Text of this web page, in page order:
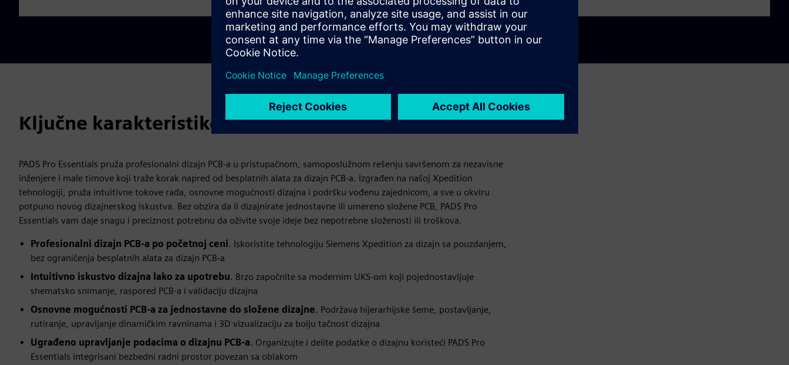
Ključne karakteristike PADS Pro Essentials
PADS Pro Essentials pruža profesionalni dizajn PCB-a u pristupačnom, samoposlužnom rešenju savršenom za nezavisne
inženjere i male timove koji traže korak napred od besplatnih alata za dizajn PCB-a. Izgrađen na našoj Xpedition
tehnologiji, pruža intuitivne tokove rada, osnovne mogućnosti dizajna i podršku vođenu zajednicom, a sve u okviru
potpuno novog dizajnerskog iskustva. Bez obzira da li dizajnirate jednostavne ili umereno složene PCB, PADS Pro
Essentials vam daje snagu i preciznost potrebnu da oživite svoje ideje bez nepotrebne složenosti ili troškova.
Profesionalni dizajn PCB-a po početnoj ceni. Iskoristite tehnologiju Siemens Xpedition za dizajn sa pouzdanjem,
bez ograničenja besplatnih alata za dizajn PCB-a
Intuitivno iskustvo dizajna lako za upotrebu. Brzo započnite sa modernim UKS-om koji pojednostavljuje
shematsko snimanje, raspored PCB-a i validaciju dizajna
Osnovne mogućnosti PCB-a za jednostavne do složene dizajne. Podržava hijerarhijske šeme, postavljanje,
rutiranje, upravljanje dinamičkim ravninama i 3D vizualizaciju za bolju tačnost dizajna
Ugrađeno upravljanje podacima o dizajnu PCB-a. Organizujte i delite podatke o dizajnu koristeći PADS Pro
Essentials integrisani bezbedni radni prostor povezan sa oblakom